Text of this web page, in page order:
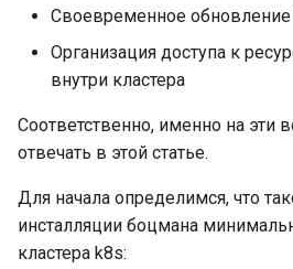
Своевременное
Организация доступа к
внутри кластера
Соответственно, именно на
отвечать в этой статье.
Для начала определимся, что
инсталляции боцмана
кластера k8s: